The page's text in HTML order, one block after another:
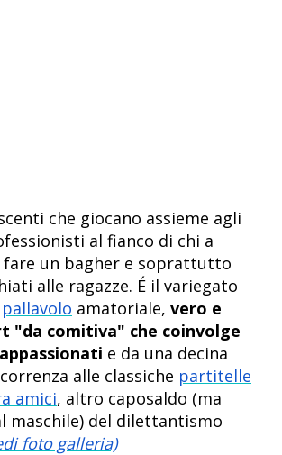
che giocano assieme agli
al fianco di chi a
fare un bagher e soprattutto
alle ragazze. É il variegato
pallavolo amatoriale, vero e
"da comitiva" che coinvolge
e da una decina
alle classiche partitelle
amici, altro caposaldo (ma
maschile) del dilettantismo
foto galleria)